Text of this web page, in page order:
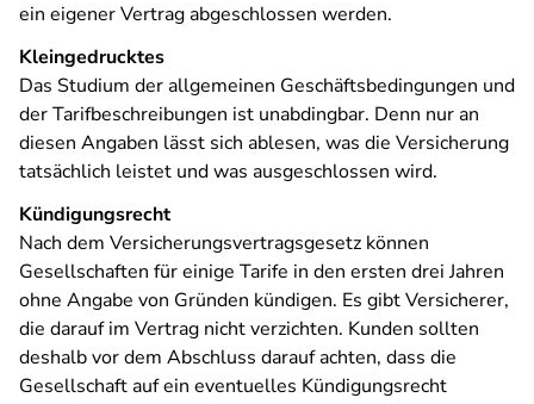
ein eigener Vertrag abgeschlossen werden.
Kleingedrucktes
Das Studium der allgemeinen Geschäftsbedingungen und
der Tarifbeschreibungen ist unabdingbar. Denn nur an
diesen Angaben lässt sich ablesen, was die Versicherung
tatsächlich leistet und was ausgeschlossen wird.
Kündigungsrecht
Nach dem Versicherungsvertragsgesetz können
Gesellschaften für einige Tarife in den ersten drei Jahren
ohne Angabe von Gründen kündigen. Es gibt Versicherer,
die darauf im Vertrag nicht verzichten. Kunden sollten
deshalb vor dem Abschluss darauf achten, dass die
Gesellschaft auf ein eventuelles Kündigungsrecht